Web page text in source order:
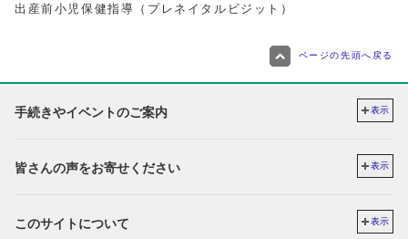
出産前小児保健指導（プレネイタルビジット）
ページの先頭へ戻る
手続きやイベントのご案内 表示
皆さんの声をお寄せください 表示
このサイトについて 表示